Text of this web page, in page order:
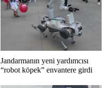
Jandarmanın yeni yardımcısı
“robot köpek” envantere girdi